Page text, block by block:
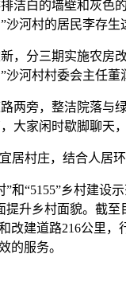
洁白的墙壁和灰色
河村的居民李存生
，分三期实施农房
河村村委会主任董
两旁，整洁院落与
大家闲时歇脚聊天
居村庄，结合人居
和“5155”乡村建设
提升乡村面貌。截
改建道路216公里
的服务。